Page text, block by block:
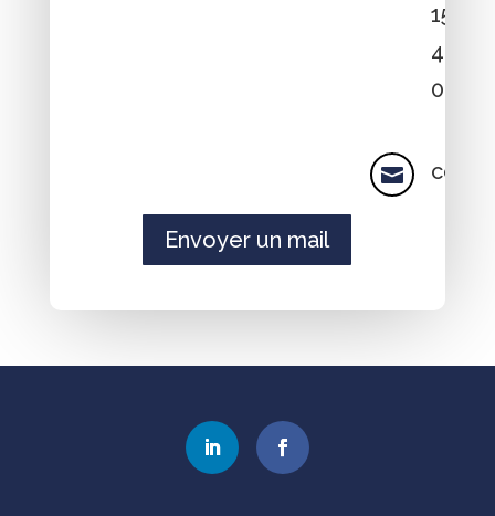
15
46
00

Envoyer un mail